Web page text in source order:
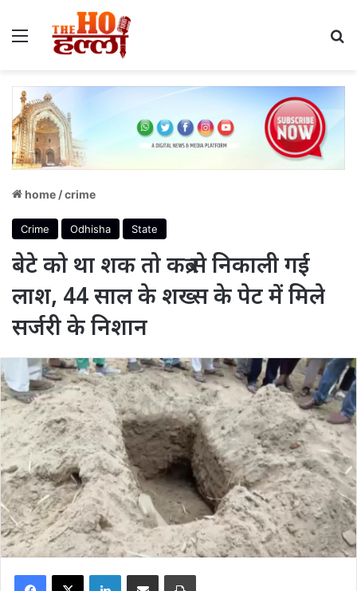
Menu
home /crime
Crime Odhisha State
बेटे को था शक तो कब्र से निकाली गई
लाश, 44 साल के शख्स के पेट में मिले
सर्जरी के निशान
Facebook
X LinkedInShare via Email Print